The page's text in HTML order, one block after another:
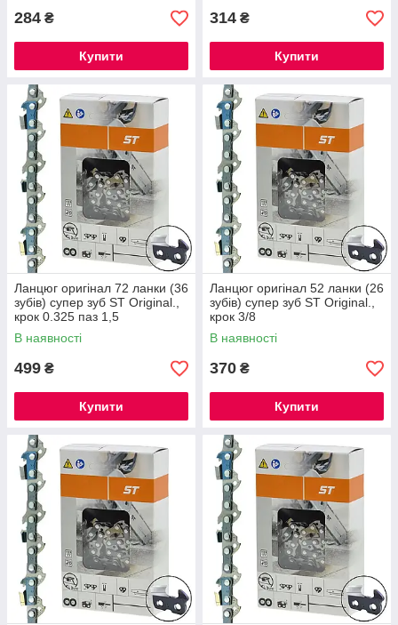
284 ₴
Купити
314 ₴
Купити
Ланцюг оригінал 72 ланки (36
зубів) супер зуб ST Original.,
крок 0.325 паз 1,5
В наявності
499 ₴
Купити
Ланцюг оригінал 52 ланки (26
зубів) супер зуб ST Original.,
крок 3/8
В наявності
370 ₴
Купити